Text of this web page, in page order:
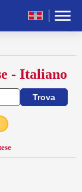
- Italiano